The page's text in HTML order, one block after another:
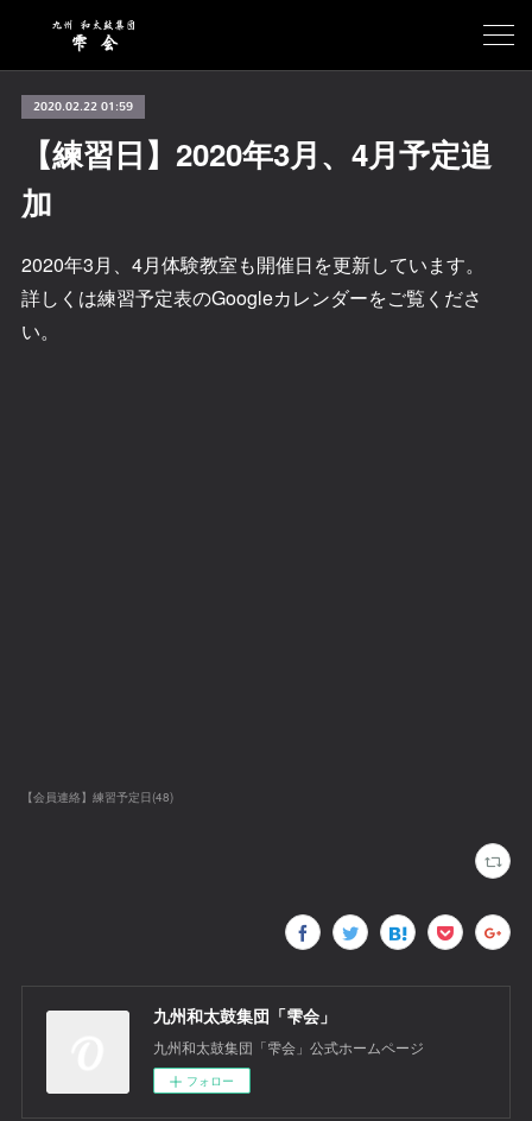
2020.02.22 01:59
【練習日】2020年3月、4月予定追
加
2020年3月、4月体験教室も開催日を更新しています。
詳しくは練習予定表のGoogleカレンダーをご覧くださ
い。
【会員連絡】練習予定日(48)
九州和太鼓集団「雫会」
九州和太鼓集団「雫会」公式ホームページ
フォロー